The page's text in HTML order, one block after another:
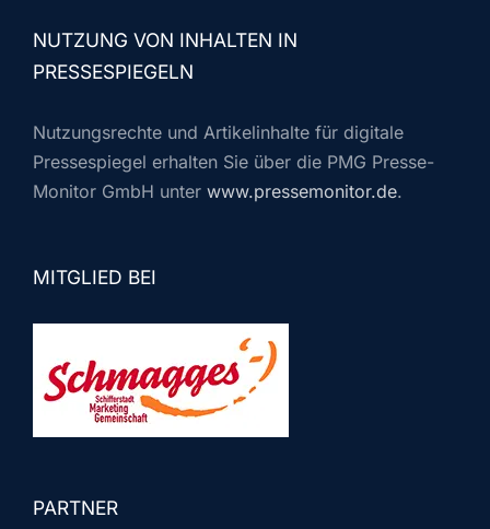
NUTZUNG VON INHALTEN IN
PRESSESPIEGELN
Nutzungsrechte und Artikelinhalte für digitale
Pressespiegel erhalten Sie über die PMG Presse-
Monitor GmbH unter www.pressemonitor.de.
MITGLIED BEI
PARTNER